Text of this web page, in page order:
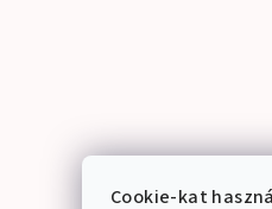
Cookie-kat